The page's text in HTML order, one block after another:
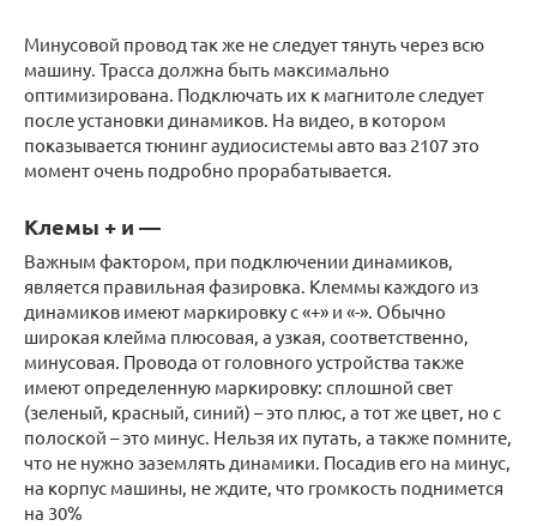
Минусовой провод так же не следует тянуть через всю
машину. Трасса должна быть максимально
оптимизирована. Подключать их к магнитоле следует
после установки динамиков. На видео, в котором
показывается тюнинг аудиосистемы авто ваз 2107 это
момент очень подробно прорабатывается.
Клемы + и —
Важным фактором, при подключении динамиков,
является правильная фазировка. Клеммы каждого из
динамиков имеют маркировку с «+» и «-». Обычно
широкая клейма плюсовая, а узкая, соответственно,
минусовая. Провода от головного устройства также
имеют определенную маркировку: сплошной свет
(зеленый, красный, синий) – это плюс, а тот же цвет, но с
полоской – это минус. Нельзя их путать, а также помните,
что не нужно заземлять динамики. Посадив его на минус,
на корпус машины, не ждите, что громкость поднимется
на 30%